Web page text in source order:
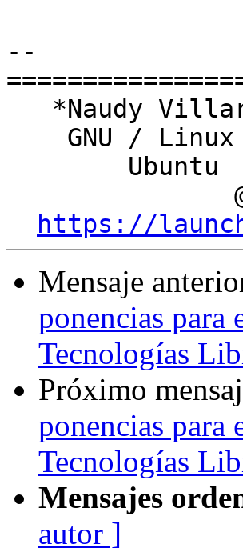
--
https://
Mensaje
ponencias para
Tecnologías
Próximo
ponencias para
Tecnologías
Mensajes
autor ]